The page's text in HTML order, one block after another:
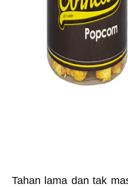
Tahan lama dan tak